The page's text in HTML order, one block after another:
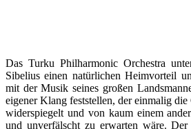
Das Turku Philharmonic Orchestra
Sibelius einen natürlichen Heimvorteil
mit der Musik seines großen
eigener Klang feststellen, der einmalig
widerspiegelt und von kaum einem
und unverfälscht zu erwarten wäre.